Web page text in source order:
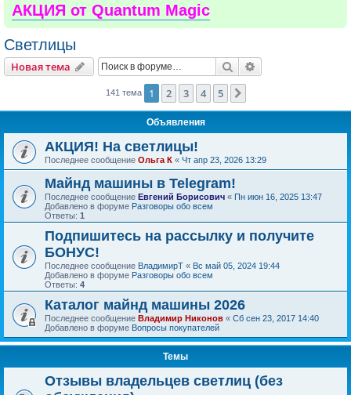
АКЦИЯ от Quantum Magic
Светлицы
Новая тема Поиск
141 тема 1 2 3 4 5
Объявления
АКЦИЯ! На светлицы!
Последнее сообщение Ольга К « Чт апр 23, 2026 13:29
Майнд машины в Telegram!
Последнее сообщение Евгений Борисович « Пн июн 16, 2025 13:47
Добавлено в форуме Разговоры обо всем
Ответы: 1
Подпишитесь на рассылку и получите
БОНУС!
Последнее сообщение ВладимирТ « Вс май 05, 2024 19:44
Добавлено в форуме Разговоры обо всем
Ответы: 4
Каталог майнд машины 2026
Последнее сообщение Владимир Никонов « Сб сен 23, 2017 14:40
Добавлено в форуме Вопросы покупателей
Темы
Отзывы владельцев светлиц (без